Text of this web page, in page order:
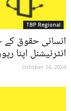
TBP Regional
انسانی حقوق کے
انٹرنیشنل اپنا
October 16, 2024